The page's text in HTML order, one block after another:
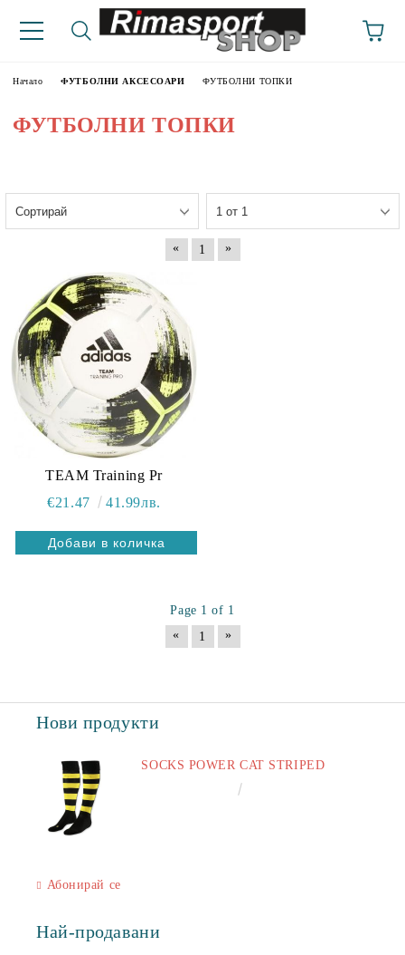
Начало ФУТБОЛНИ АКСЕСОАРИ ФУТБОЛНИ ТОПКИ
ФУТБОЛНИ ТОПКИ
« 1 »
TEAM Training Pr
€21.47
41.99лв.
Page 1 of 1
«
1 »
Нови продукти
SOCKS POWER CAT STRIPED
Абонирай се
Най-продавани